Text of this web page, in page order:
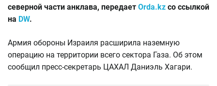
северной части анклава, передает Orda.kz со ссылкой
на DW.
Армия обороны Израиля расширила наземную
операцию на территории всего сектора Газа. Об этом
сообщил пресс-секретарь ЦАХАЛ Даниэль Хагари.